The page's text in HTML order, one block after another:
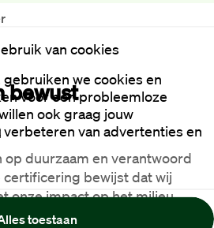
van cookies
we cookies en
voor een probleemloze
ook graag jouw
van advertenties en
toestaan
bewust
op duurzaam en verantwoord
bewijst dat wij
onze impact op het milieu,
het verminderen van onze